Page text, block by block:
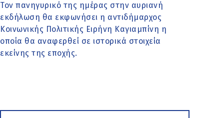
Τον πανηγυρικό της ημέρας στην αυριανή
εκδήλωση θα εκφωνήσει η αντιδήμαρχος
Κοινωνικής Πολιτικής Ειρήνη Καγιαμπίνη η
οποία θα αναφερθεί σε ιστορικά στοιχεία
εκείνης της εποχής.